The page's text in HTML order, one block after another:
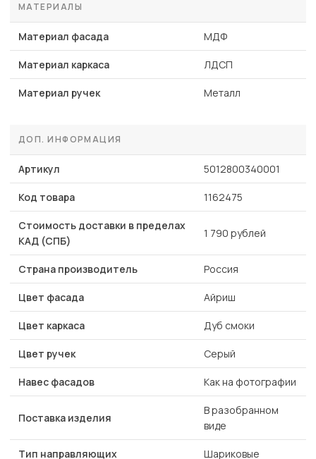
МАТЕРИАЛЫ
Материал фасада МДФ
Материал каркаса ЛДСП
Материал ручек Металл
ДОП. ИНФОРМАЦИЯ
Артикул 5012800340001
Код товара 1162475
Стоимость доставки в пределах
КАД (СПБ)
1 790 рублей
Страна производитель Россия
Цвет фасада Айриш
Цвет каркаса Дуб смоки
Цвет ручек Серый
Навес фасадов Как на фотографии
Поставка изделия
В разобранном
виде
Тип направляющих Шариковые